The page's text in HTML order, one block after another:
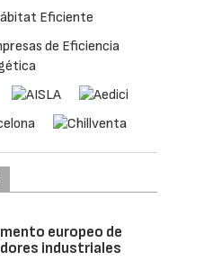
europeo de
industriales